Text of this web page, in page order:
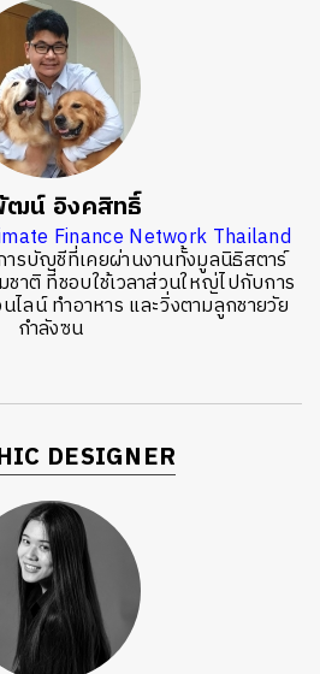
น์ อิงคสิทธิ์
Finance Network Thailand
รบัญชีที่เคยผ่านงานทั้งมูลนิธิสตาร์
าติ ที่ชอบใช้เวลาส่วนใหญ่ไปกับการ
ไลน์ ทำอาหาร และวิ่งตามลูกชายวัย
กำลังซน
DESIGNER